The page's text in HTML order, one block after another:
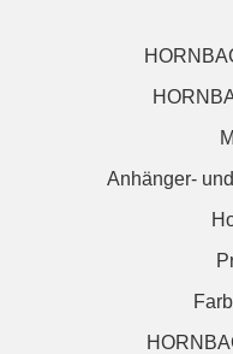
Anhänger-